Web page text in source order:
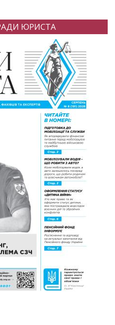
ЮРИСТА